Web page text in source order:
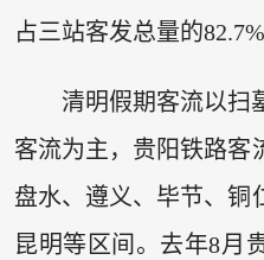
占三站客发总量的82.7%
清明假期客流以扫
客流为主，贵阳铁路客
盘水、遵义、毕节、铜
昆明等区间。去年8月